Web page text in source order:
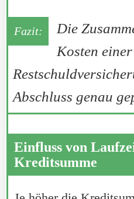
Die
Kosten einer
Abschluss genau
Einfluss von
Kreditsumme